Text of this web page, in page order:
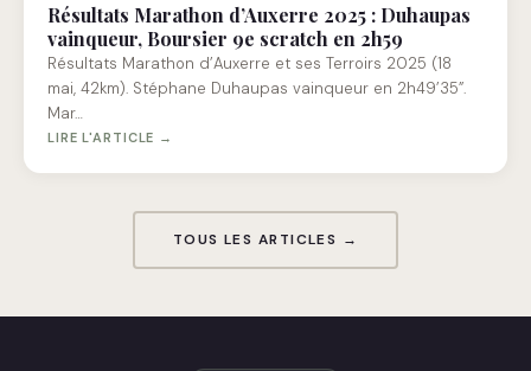
Résultats Marathon d’Auxerre 2025 : Duhaupas
vainqueur, Boursier 9e scratch en 2h59
Résultats Marathon d’Auxerre et ses Terroirs 2025 (18
mai, 42km). Stéphane Duhaupas vainqueur en 2h49’35”.
Mar…
LIRE L'ARTICLE →
TOUS LES ARTICLES →